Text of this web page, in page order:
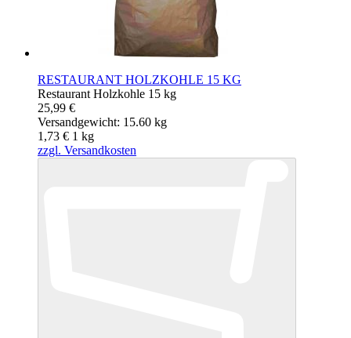
RESTAURANT HOLZKOHLE 15 KG
Restaurant Holzkohle 15 kg
25,99 €
Versandgewicht: 15.60 kg
1,73 € 1 kg
zzgl. Versandkosten